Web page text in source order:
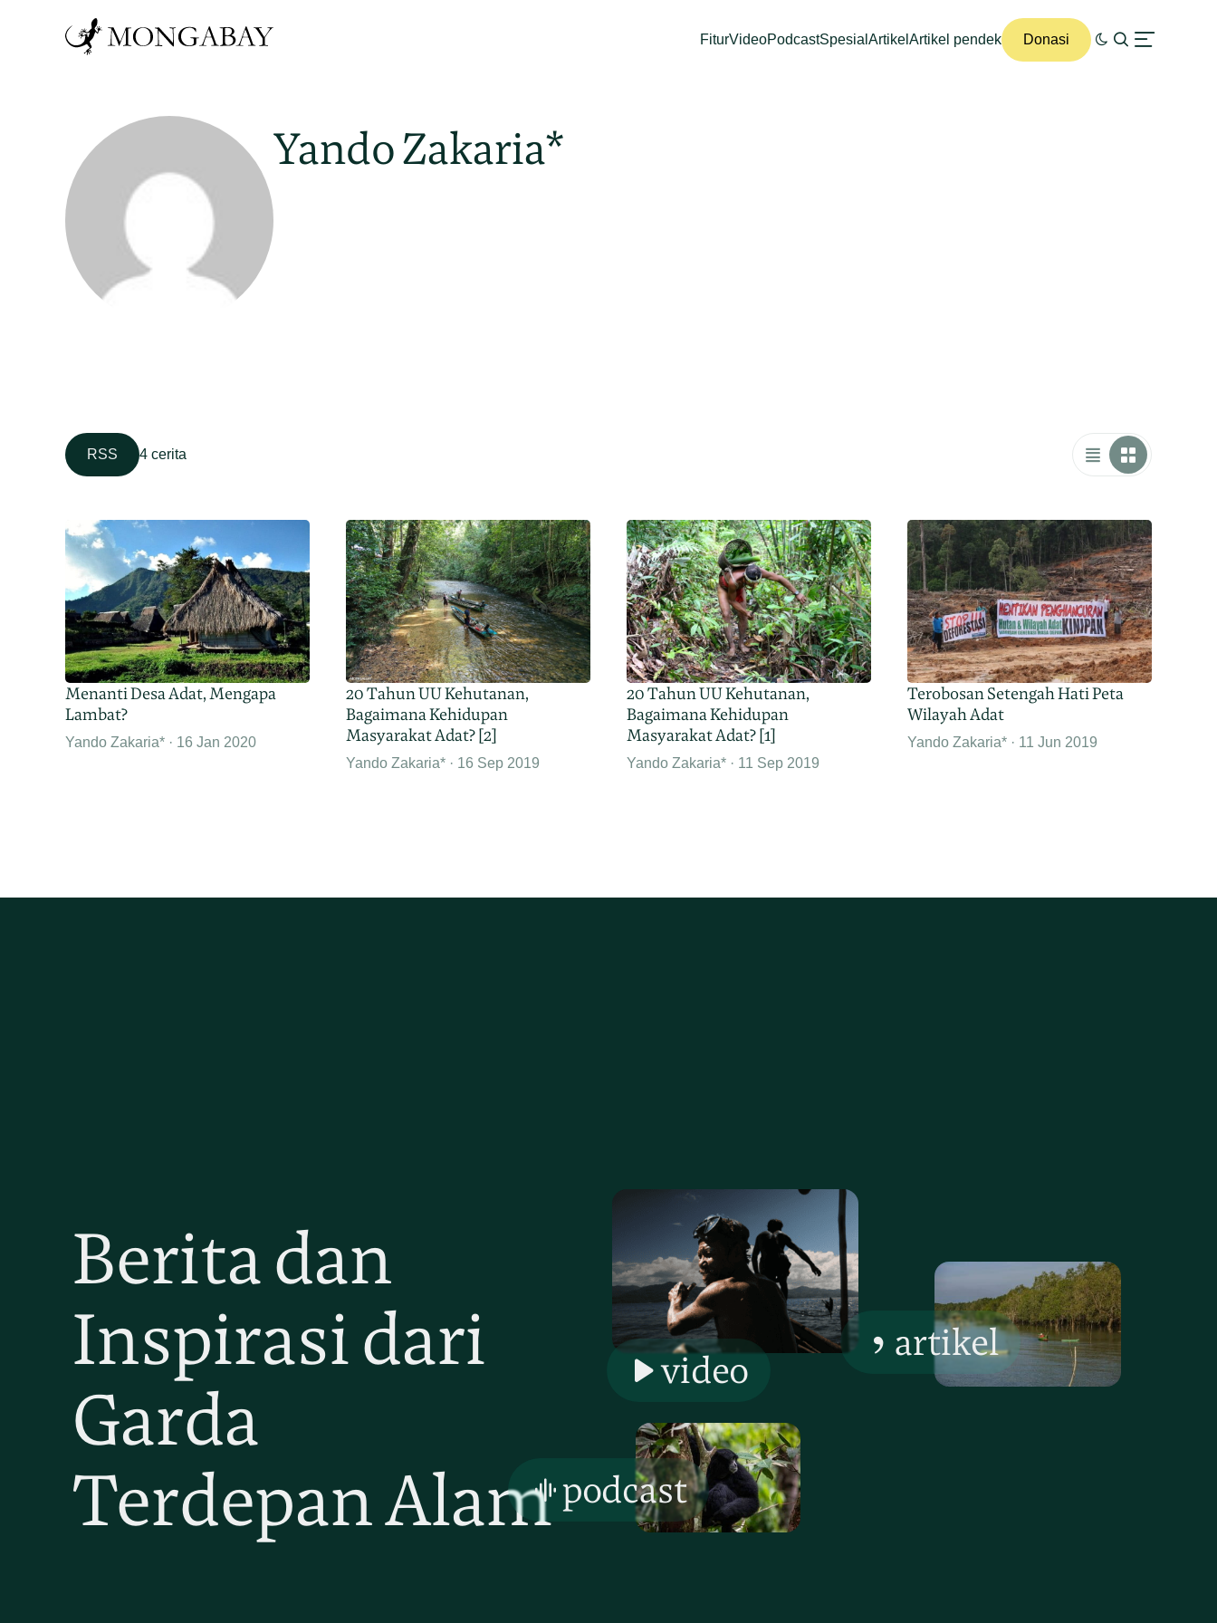
FiturVideoPodcastSpesial Artikel Artikel pendek Donasi
Yando Zakaria*
RSS 4 cerita
Menanti Desa Adat, Mengapa
Lambat?
Yando Zakaria* 16 Jan 2020
20 Tahun UU Kehutanan,
Bagaimana Kehidupan
Masyarakat Adat? [2]
Yando Zakaria* 16 Sep 2019
20 Tahun UU Kehutanan,
Bagaimana Kehidupan
Masyarakat Adat? [1]
Yando Zakaria* 11 Sep 2019
Terobosan Setengah Hati Peta
Wilayah Adat
Yando Zakaria* 11 Jun 2019
Berita dan
Inspirasi dari
Garda
Terdepan Alam
video
artikel
podcast